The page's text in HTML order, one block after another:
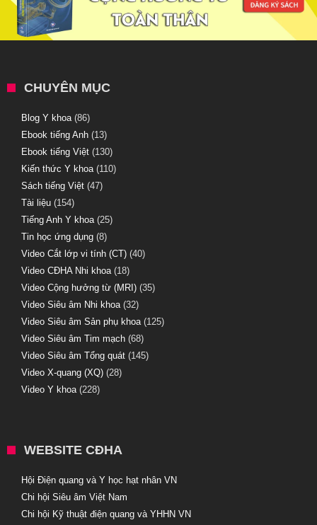
CHUYÊN MỤC
Blog Y khoa(86)
Ebook tiếng Anh (13)
Ebook tiếng Việt (130)
Kiến thức Y khoa(110)
Sách tiếng Việt (47)
Tài liệu (154)
Tiếng Anh Y khoa(25)
Tin học ứng dụng (8)
Video Cắt lớp vi tính (CT) (40)
Video CĐHA Nhi khoa(18)
Video Cộng hưởng từ (MRI) (35)
Video Siêu âm Nhi khoa(32)
Video Siêu âm Sản phụ khoa(125)
Video Siêu âm Tim mạch (68)
Video Siêu âm Tổng quát (145)
Video X-quang (XQ) (28)
Video Y khoa(228)
WEBSITE CĐHA
Hội Điện quang và Y học hạt nhân VN
Chi hội Siêu âm Việt Nam
Chi hội Kỹ thuật điện quang và YHHN VN